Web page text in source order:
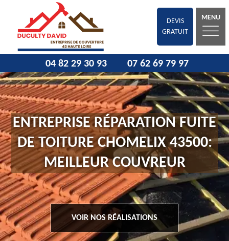
DEVIS
GRATUIT
MENU
04 82 29 30 93 07 62 69 79 97
ENTREPRISE RÉPARATION FUITE
DE TOITURE CHOMELIX 43500:
MEILLEUR COUVREUR
VOIR NOS RÉALISATIONS